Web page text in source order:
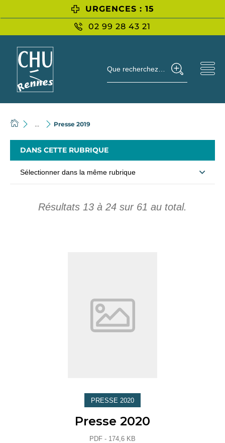
URGENCES : 15
02 99 28 43 21
Que recherchez-vous ?
Presse 2019
DANS CETTE RUBRIQUE
Sélectionner dans la même rubrique
Résultats 13 à 24 sur 61 au total.
PRESSE 2020
Presse 2020
PDF - 174,6 KB